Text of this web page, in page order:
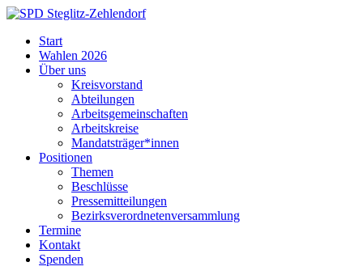
Skip
content
Steglitz-
Zehlendorf
Start
Wahlen 2026
Über uns
Kreisvorstand
Abteilungen
Arbeitsgemeinschaften
Arbeitskreise
Mandatsträger*innen
Positionen
Themen
Beschlüsse
Pressemitteilungen
Bezirksverordnetenversammlung
Termine
Kontakt
Spenden